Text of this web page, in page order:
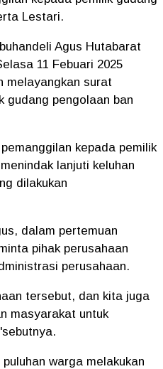
Lestari.
Agus Hutabarat
11 Febuari 2025
melayangkan surat
gudang pengolaan ban
kepada pemilik
lanjuti keluhan
dilakukan
dalam pertemuan
pihak perusahaan
perusahaan.
tersebut, dan kita juga
masyarakat untuk
warga melakukan